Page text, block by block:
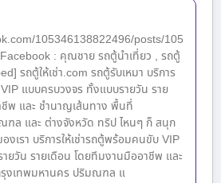
105346138822496/posts/105
: คุณชาย รถตู้นำเที่ยว , รถตู้
รถตู้ให้เช่า.com รถตู้รับเหมา บริการ
แบบครบวงจร ทั้งแบบรายวัน ราย
พ และ ชำนาญเส้นทาง พื้นที่
ฑล และ ต่างจังหวัด ทริป ไหนๆ ก็ สนุก
องเรา บริการให้เช่ารถตู้พร้อมคนขับ VIP
ยวัน รายเดือน โดยทีมงานมืออาชีพ และ
งเทพมหานคร ปริมณฑล แ